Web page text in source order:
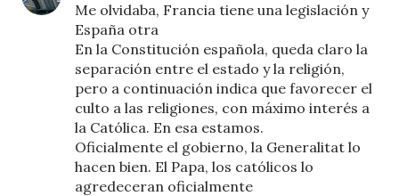
Me olvidaba, Francia tiene una legislación y
España otra
En la Constitución española, queda claro la
separación entre el estado y la religión,
pero a continuación indica que favorecer el
culto a las religiones, con máximo interés a
la Católica. En esa estamos.
Oficialmente el gobierno, la Generalitat lo
hacen bien. El Papa, los católicos lo
agredeceran oficialmente